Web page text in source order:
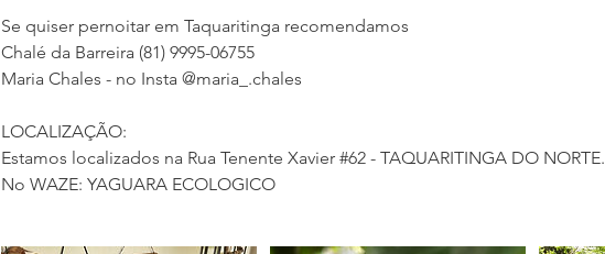
Se quiser pernoitar em Taquaritinga recomendamos
Chalé da Barreira (81) 9995-06755
Maria Chales - no Insta @maria_.chales
LOCALIZAÇÃO:
Estamos localizados na Rua Tenente Xavier #62 - TAQUARITINGA DO NORTE.
No WAZE: YAGUARA ECOLOGICO